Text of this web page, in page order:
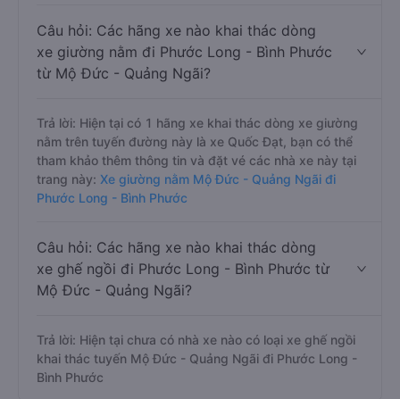
Câu hỏi: Các hãng xe nào khai thác dòng
xe giường nằm đi Phước Long - Bình Phước
từ Mộ Đức - Quảng Ngãi?
Trả lời: Hiện tại có 1 hãng xe khai thác dòng xe giường
nằm trên tuyến đường này là xe Quốc Đạt, bạn có thể
tham khảo thêm thông tin và đặt vé các nhà xe này tại
trang này: Xe giường nằm Mộ Đức - Quảng Ngãi đi
Phước Long - Bình Phước
Câu hỏi: Các hãng xe nào khai thác dòng
xe ghế ngồi đi Phước Long - Bình Phước từ
Mộ Đức - Quảng Ngãi?
Trả lời: Hiện tại chưa có nhà xe nào có loại xe ghế ngồi
khai thác tuyến Mộ Đức - Quảng Ngãi đi Phước Long -
Bình Phước